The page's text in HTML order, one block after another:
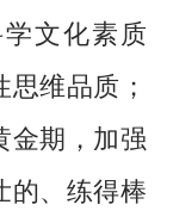
文化素质
维品质；
金期，加强
的、练得棒